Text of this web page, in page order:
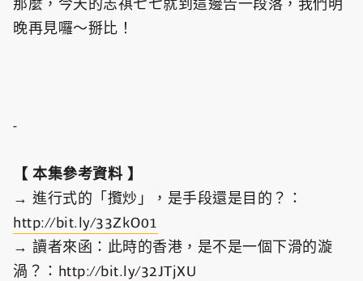
那麼，今天的志祺七七就到這邊告一段落，我們明
晚再見囉～掰比！
-
【 本集參考資料 】
→ 進行式的「攬炒」，是手段還是目的？：
http://bit.ly/33ZkO01
→ 讀者來函：此時的香港，是不是一個下滑的漩
渦？： http://bit.ly/32JTjXU